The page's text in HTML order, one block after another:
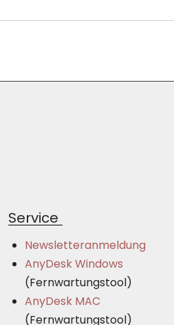
Service
Newsletteranmeldung
AnyDesk Windows
(Fernwartungstool)
AnyDesk MAC
(Fernwartungstool)